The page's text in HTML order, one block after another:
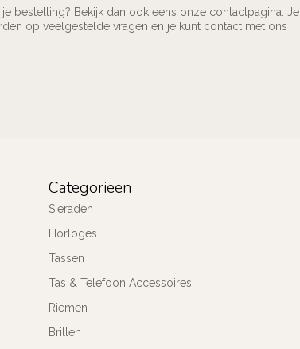
bestelling? Bekijk dan ook eens onze contactpagina. Je
op veelgestelde vragen en je kunt contact met ons
Categorieën
Sieraden
Horloges
Tassen
Tas & Telefoon Accessoires
Riemen
Brillen